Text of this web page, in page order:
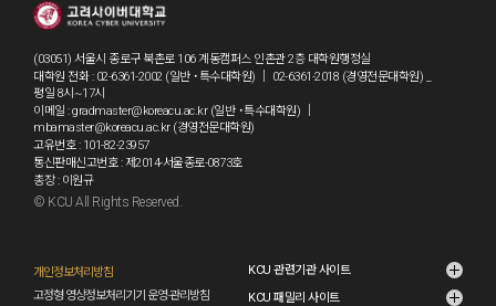
(03051) 서울시 종로구 북촌로 106 계동캠퍼스 인촌관 2층 대학원행정실
대학원 전화 : 02-6361-2002 (일반 ˙특수대학원) ｜ 02-6361-2018 (경영전문대학원) _
평일 8시~17시
이메일 : gradmaster@koreacu.ac.kr (일반 ˙특수대학원) ｜
mbamaster@koreacu.ac.kr (경영전문대학원)
고유번호 : 101-82-23957
통신판매신고번호 : 제2014-서울종로-0873호
총장 : 이원규
© KCU All Rights Reserved.
개인정보처리방침
고정형 영상정보처리기기 운영·관리방침
KCU 관련기관 사이트
KCU 패밀리 사이트